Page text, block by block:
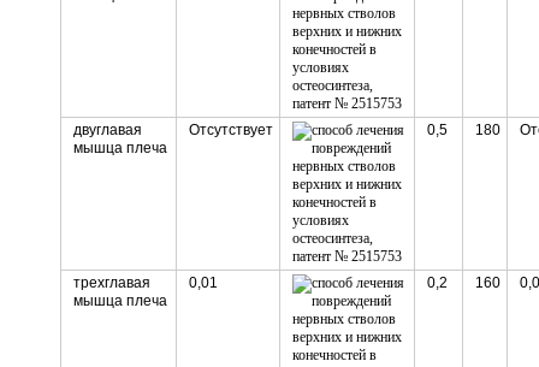
двуглавая
мышца плеча
Отсутствует 0,5 180
трехглавая
мышца плеча
0,01 0,2 160